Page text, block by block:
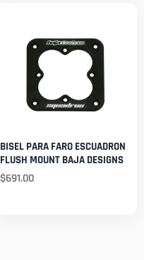
BISEL PARA FARO ESCUADRON
FLUSH MOUNT BAJA DESIGNS
$691.00